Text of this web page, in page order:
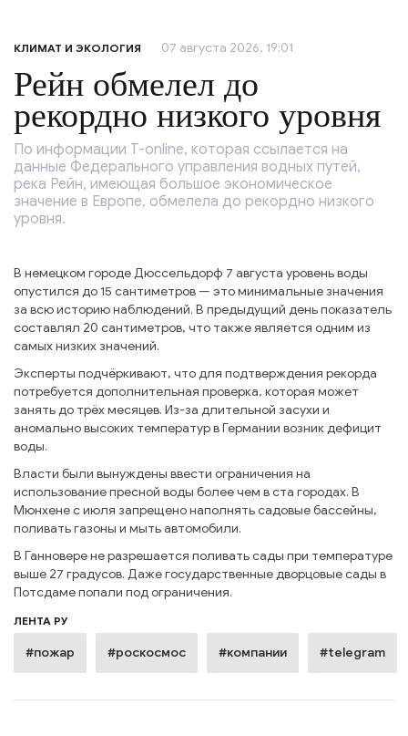
КЛИМАТ И ЭКОЛОГИЯ 07 августа 2026, 19:01
Рейн обмелел до
рекордно низкого уровня
По информации T-online, которая ссылается на
данные Федерального управления водных путей,
река Рейн, имеющая большое экономическое
значение в Европе, обмелела до рекордно низкого
уровня.
В немецком городе Дюссельдорф 7 августа уровень воды
опустился до 15 сантиметров — это минимальные значения
за всю историю наблюдений. В предыдущий день показатель
составлял 20 сантиметров, что также является одним из
самых низких значений.
Эксперты подчёркивают, что для подтверждения рекорда
потребуется дополнительная проверка, которая может
занять до трёх месяцев. Из-за длительной засухи и
аномально высоких температур в Германии возник дефицит
воды.
Власти были вынуждены ввести ограничения на
использование пресной воды более чем в ста городах. В
Мюнхене с июля запрещено наполнять садовые бассейны,
поливать газоны и мыть автомобили.
В Ганновере не разрешается поливать сады при температуре
выше 27 градусов. Даже государственные дворцовые сады в
Потсдаме попали под ограничения.
ЛЕНТА РУ
#пожар #роскосмос #компании #telegram